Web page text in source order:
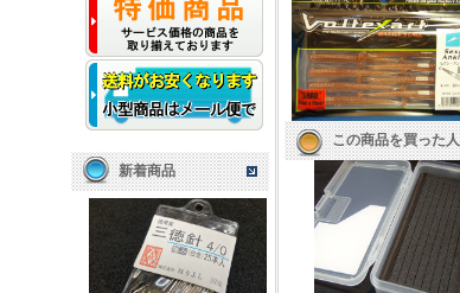
新着商品
この商品を買った